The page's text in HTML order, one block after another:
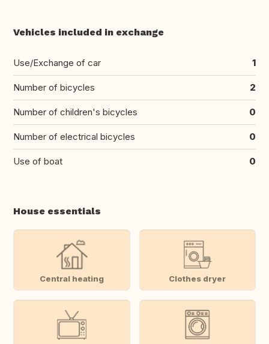
Vehicles included in exchange
Use/Exchange of car 1
Number of bicycles 2
Number of children's bicycles 0
Number of electrical bicycles 0
Use of boat 0
House essentials
Central heating Clothes dryer